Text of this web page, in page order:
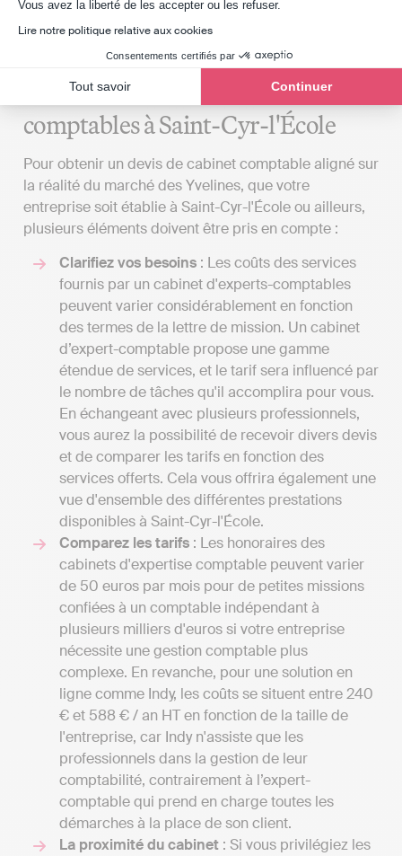
Vous avez la liberté de les accepter ou les refuser.
Lire notre politique relative aux cookies
Consentements certifiés par
Tout savoir Continuer
si cela ne s'aligne pas sur vos besoins, pensez à
envisager l'alternative de la comptabilité
dématérialisée.
Examiner les coûts des services
comptables à Saint-Cyr-l'École
Pour obtenir un devis de cabinet comptable aligné sur
la réalité du marché des Yvelines, que votre
entreprise soit établie à Saint-Cyr-l'École ou ailleurs,
plusieurs éléments doivent être pris en compte :
Clarifiez vos besoins : Les coûts des services
fournis par un cabinet d'experts-comptables
peuvent varier considérablement en fonction
des termes de la lettre de mission. Un cabinet
d’expert-comptable propose une gamme
étendue de services, et le tarif sera influencé par
le nombre de tâches qu'il accomplira pour vous.
En échangeant avec plusieurs professionnels,
vous aurez la possibilité de recevoir divers devis
et de comparer les tarifs en fonction des
services offerts. Cela vous offrira également une
vue d'ensemble des différentes prestations
disponibles à Saint-Cyr-l'École.
Comparez les tarifs : Les honoraires des
cabinets d'expertise comptable peuvent varier
de 50 euros par mois pour de petites missions
confiées à un comptable indépendant à
plusieurs milliers d'euros si votre entreprise
nécessite une gestion comptable plus
complexe. En revanche, pour une solution en
ligne comme Indy, les coûts se situent entre 240
€ et 588 € / an HT en fonction de la taille de
l'entreprise, car Indy n'assiste que les
professionnels dans la gestion de leur
comptabilité, contrairement à l’expert-
comptable qui prend en charge toutes les
démarches à la place de son client.
La proximité du cabinet : Si vous privilégiez les